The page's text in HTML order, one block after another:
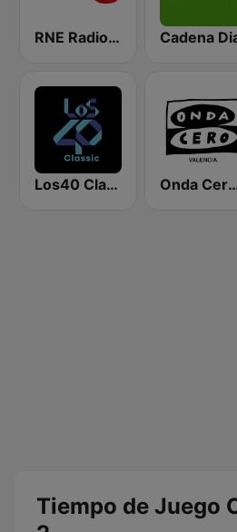
RNE Radio Nacional Cadena
Los40 Classic Onda
Tiempo de Juego